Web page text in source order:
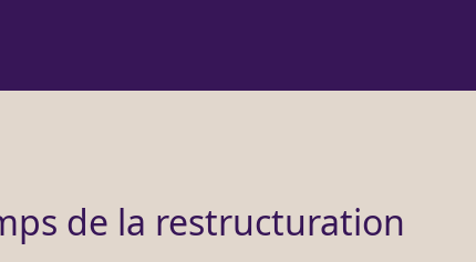
de la restructuration